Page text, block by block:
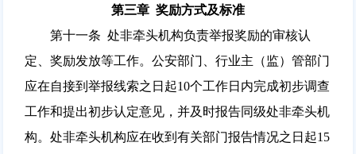
第三章 奖励方式及标准
第十一条 处非牵头机构负责举报奖励的审核认
定、奖励发放等工作。公安部门、行业主（监）管部门
应在自接到举报线索之日起10个工作日内完成初步调查
工作和提出初步认定意见，并及时报告同级处非牵头机
构。处非牵头机构应在收到有关部门报告情况之日起15